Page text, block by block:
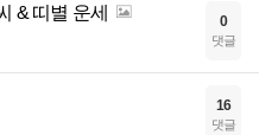
& 띠별 운세 0
댓글
16
댓글